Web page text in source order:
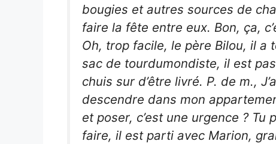
bougies et autres sources de
faire la fête entre eux. Bon, ça,
Oh, trop facile, le père Bilou, il a
sac de tourdumondiste, il est
chuis sur d’être livré. P. de m.,
descendre dans mon
et poser, c’est une urgence ?
faire, il est parti avec Marion,